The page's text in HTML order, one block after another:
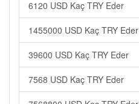
6120 USD Kaç TRY Eder
1455000 USD Kaç TRY Eder
39600 USD Kaç TRY Eder
7568 USD Kaç TRY Eder